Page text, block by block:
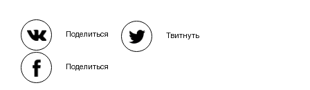
Поделиться Твитнуть
Поделиться